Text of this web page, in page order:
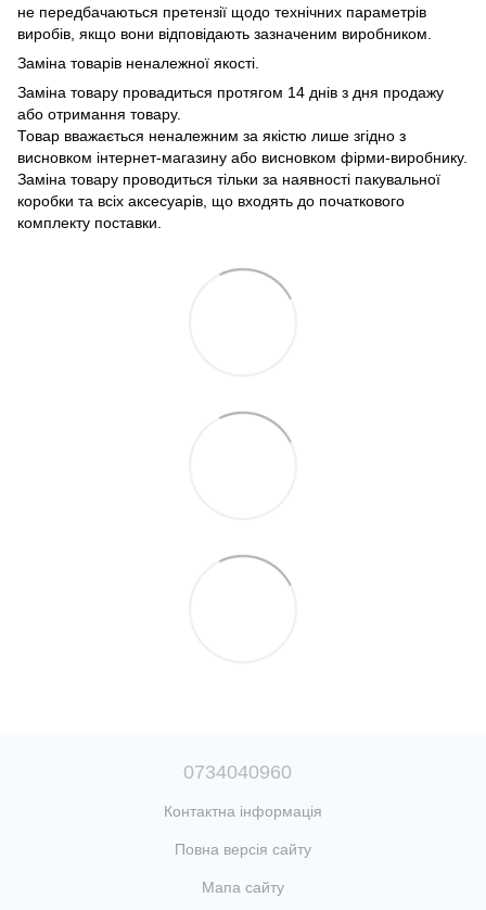
не передбачаються претензії щодо технічних параметрів
виробів, якщо вони відповідають зазначеним виробником.
Заміна товарів неналежної якості.
Заміна товару провадиться протягом 14 днів з дня продажу
або отримання товару.
Товар вважається неналежним за якістю лише згідно з
висновком інтернет-магазину або висновком фірми-виробнику.
Заміна товару проводиться тільки за наявності пакувальної
коробки та всіх аксесуарів, що входять до початкового
комплекту поставки.
0734040960
Контактна інформація
Повна версія сайту
Мапа сайту